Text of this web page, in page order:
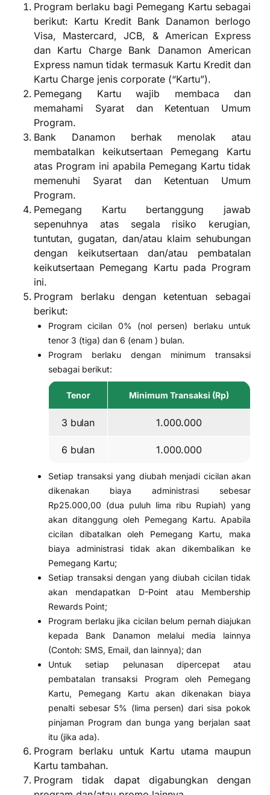
Program berlaku bagi Pemegang Kartu sebagai
berikut: Kartu Kredit Bank Danamon berlogo
Visa, Mastercard, JCB, & American Express
dan Kartu Charge Bank Danamon American
Express namun tidak termasuk Kartu Kredit dan
Kartu Charge jenis corporate (“Kartu”).
Pemegang Kartu wajib membaca dan
memahami Syarat dan Ketentuan Umum
Program.
Bank Danamon berhak menolak atau
membatalkan keikutsertaan Pemegang Kartu
atas Program ini apabila Pemegang Kartu tidak
memenuhi Syarat dan Ketentuan Umum
Program.
Pemegang Kartu bertanggung jawab
sepenuhnya atas segala risiko kerugian,
tuntutan, gugatan, dan/atau klaim sehubungan
dengan keikutsertaan dan/atau pembatalan
keikutsertaan Pemegang Kartu pada Program
ini.
Program berlaku dengan ketentuan sebagai
berikut:
Program cicilan 0% (nol persen) berlaku untuk
tenor 3 (tiga) dan 6 (enam ) bulan.
Program berlaku dengan minimum transaksi
sebagai berikut:
Tenor Minimum Transaksi (Rp)
3 bulan 1.000.000
6 bulan 1.000.000
Setiap transaksi yang diubah menjadi cicilan akan
dikenakan biaya administrasi sebesar
Rp25.000,00 (dua puluh lima ribu Rupiah) yang
akan ditanggung oleh Pemegang Kartu. Apabila
cicilan dibatalkan oleh Pemegang Kartu, maka
biaya administrasi tidak akan dikembalikan ke
Pemegang Kartu;
Setiap transaksi dengan yang diubah cicilan tidak
akan mendapatkan D-Point atau Membership
Rewards Point;
Program berlaku jika cicilan belum pernah diajukan
kepada Bank Danamon melalui media lainnya
(Contoh: SMS, Email, dan lainnya); dan
Untuk setiap pelunasan dipercepat atau
pembatalan transaksi Program oleh Pemegang
Kartu, Pemegang Kartu akan dikenakan biaya
penalti sebesar 5% (lima persen) dari sisa pokok
pinjaman Program dan bunga yang berjalan saat
itu (jika ada).
Program berlaku untuk Kartu utama maupun
Kartu tambahan.
Program tidak dapat digabungkan dengan